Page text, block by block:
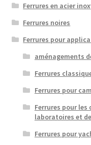
Ferrures en acier
Ferrures noires
Ferrures pour
aménagements
Ferrures
Ferrures pour
Ferrures pour les
laboratoires et
Ferrures pour